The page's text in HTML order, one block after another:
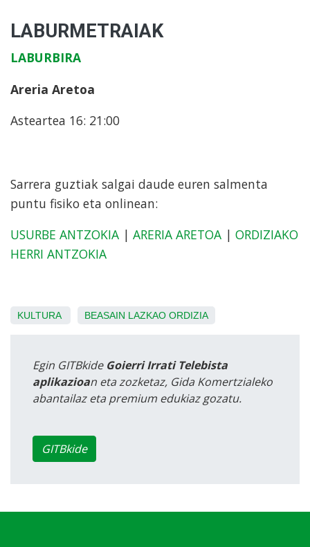
LABURMETRAIAK
LABURBIRA
Areria Aretoa
Asteartea 16: 21:00
Sarrera guztiak salgai daude euren salmenta
puntu fisiko eta onlinean:
USURBE ANTZOKIA | ARERIA ARETOA | ORDIZIAKO
HERRI ANTZOKIA
KULTURA BEASAIN LAZKAO ORDIZIA
Egin GITBkide Goierri Irrati Telebista
aplikazioan eta zozketaz, Gida Komertzialeko
abantailaz eta premium edukiaz gozatu.
GITBkide